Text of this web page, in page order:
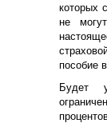
которых
не
страхово
пособие
Будет